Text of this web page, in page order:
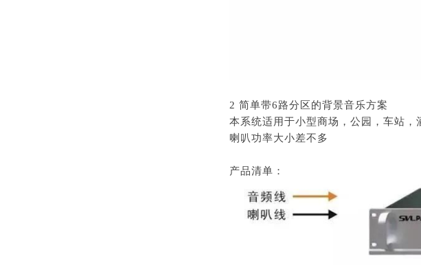
2 简单带6路分区的背景音乐方案
本系统适用于小型商场，公园，车站
喇叭功率大小差不多
产品清单：